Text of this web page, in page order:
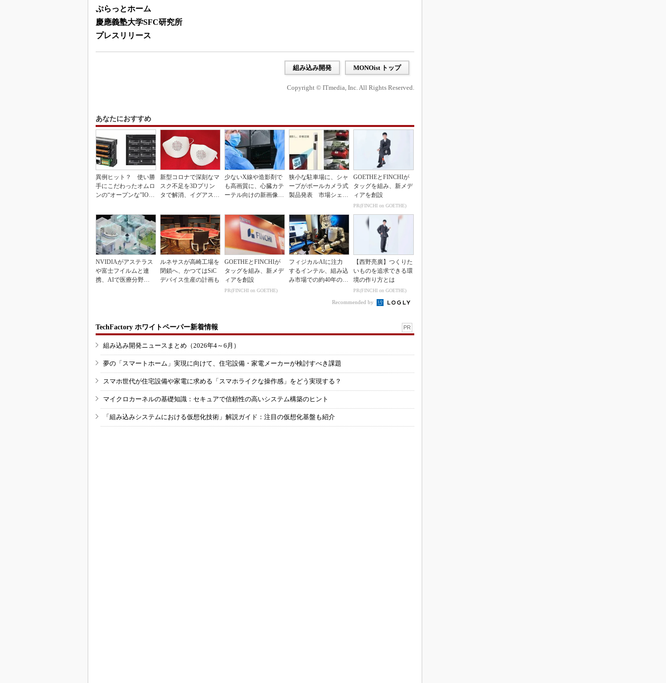
ぷらっとホーム
慶應義塾大学SFC研究所
プレスリリース
組み込み開発 MONOist トップ
Copyright © ITmedia, Inc. All Rights Reserved.
あなたにおすすめ
異例ヒット？ 使い勝
手にこだわったオムロ
ンの“オープンな”IO-L
新型コロナで深刻なマ
スク不足を3Dプリン
タで解消、イグアスが
少ないX線や造影剤で
も高画質に、心臓カテ
ーテル向けの新画像技
狭小な駐車場に、シャ
ープがポールカメラ式
製品発表 市場シェア
GOETHEとFINCHIが
タッグを組み、新メデ
ィアを創設
PR(FINCHI on GOETHE)
NVIDIAがアステラス
や富士フイルムと連
携、AIで医療分野支
ルネサスが高崎工場を
閉鎖へ、かつてはSiC
デバイス生産の計画も
GOETHEとFINCHIが
タッグを組み、新メデ
ィアを創設
PR(FINCHI on GOETHE)
フィジカルAIに注力
するインテル、組み込
み市場での約40年の実
【西野亮廣】つくりた
いものを追求できる環
境の作り方とは
PR(FINCHI on GOETHE)
Recommended by
TechFactory ホワイトペーパー新着情報 PR
組み込み開発ニュースまとめ（2026年4～6月）
夢の「スマートホーム」実現に向けて、住宅設備・家電メーカーが検討すべき課題
スマホ世代が住宅設備や家電に求める「スマホライクな操作感」をどう実現する？
マイクロカーネルの基礎知識：セキュアで信頼性の高いシステム構築のヒント
「組み込みシステムにおける仮想化技術」解説ガイド：注目の仮想化基盤も紹介